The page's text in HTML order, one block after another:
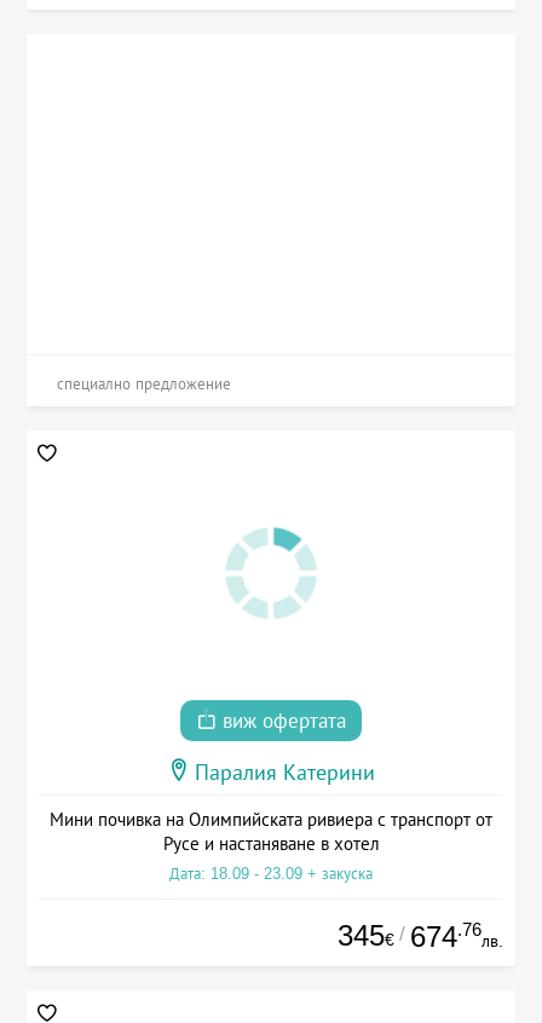
специално предложение
виж офертата
Паралия Катерини
Мини почивка на Олимпийската ривиера с транспорт от
Русе и настаняване в хотел
Дата: 18.09 - 23.09 + закуска
345€ / 674.76
лв.